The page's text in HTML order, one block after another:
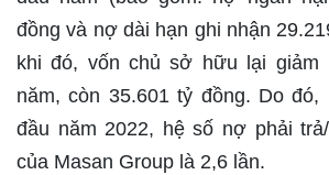
đồng và nợ dài hạn ghi nhận
khi đó, vốn chủ sở hữu lại giảm
năm, còn 35.601 tỷ đồng. Do đó,
đầu năm 2022, hệ số nợ phải
của Masan Group là 2,6 lần.